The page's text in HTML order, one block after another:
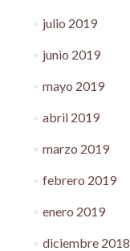
julio 2019
junio 2019
mayo 2019
abril 2019
marzo 2019
febrero 2019
enero 2019
diciembre 2018